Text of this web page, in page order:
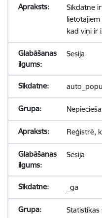
Sīkdatne
kad viņi ir
Sesija
Reģistrē,
Sesija
_ga
Statistikas